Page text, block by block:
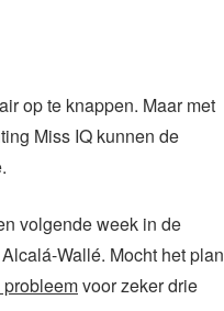
op te knappen. Maar met
Miss IQ kunnen de
volgende week in de
Wallé. Mocht het plan
voor zeker drie